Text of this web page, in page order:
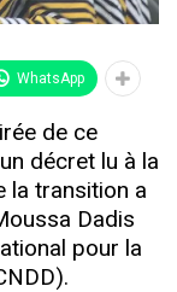
WhatsApp
de ce
décret lu à la
la transition a
Dadis
pour la